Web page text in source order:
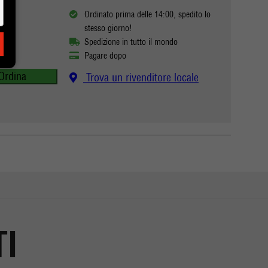
Ordinato prima delle 14:00, spedito lo
stesso giorno!
Spedizione in tutto il mondo
Pagare dopo
Trova un rivenditore locale